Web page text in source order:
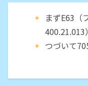
まずE63（
400.21.013
つづいて